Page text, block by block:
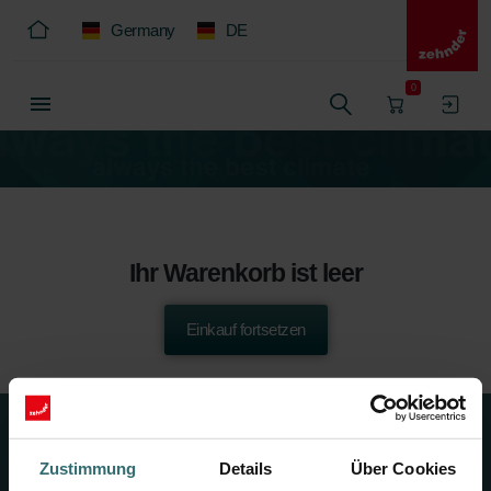
Zustimmung Details Über Cookies
Germany DE
0
Ihr Warenkorb ist leer
Einkauf fortsetzen
Über uns